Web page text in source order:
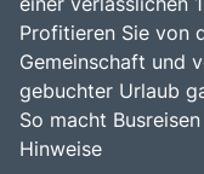
Profitieren Sie von
Gemeinschaft und
gebuchter Urlaub
So macht
Hinweise